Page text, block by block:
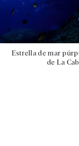
Estrella de mar
de La